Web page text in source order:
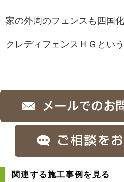
家の外周のフェンスも四国
クレディフェンスＨＧとい
関連する施工事例を見る